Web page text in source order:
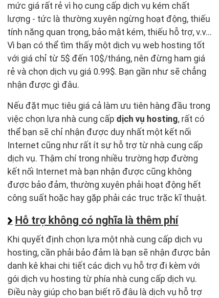
mức giá rất rẻ vì họ cung cấp dịch vụ kém chất
lượng - tức là thường xuyên ngừng hoạt động, thiếu
tính năng quan trọng, bảo mật kém, thiếu hỗ trợ, v.v...
Vì bạn có thể tìm thấy một dịch vụ web hosting tốt
với giá chỉ từ 5$ đến 10$/tháng, nên đừng ham giá
rẻ và chọn dịch vụ giá 0.99$. Bạn gần như sẽ chẳng
nhận được gì đâu.
Nếu đặt mục tiêu giá cả làm ưu tiên hàng đầu trong
việc chọn lựa nhà cung cấp dịch vụ hosting, rất có
thể bạn sẽ chỉ nhận được duy nhất một kết nối
Internet cũng như rất ít sự hỗ trợ từ nhà cung cấp
dịch vụ. Thậm chí trong nhiều trường hợp đường
kết nối Internet mà bạn nhận được cũng không
được bảo đảm, thường xuyên phải hoạt động hết
công suất hoặc hay gặp phải các trục trặc kĩ thuật.
Hỗ trợ không có nghĩa là thêm phí
Khi quyết định chọn lựa một nhà cung cấp dịch vụ
hosting, cần phải bảo đảm là bạn sẽ nhận được bản
danh kê khai chi tiết các dịch vụ hỗ trợ đi kèm với
gói dịch vụ hosting từ phía nhà cung cấp dịch vụ.
Điều này giúp cho bạn biết rõ đâu là dịch vụ hỗ trợ